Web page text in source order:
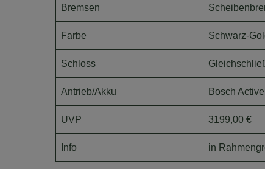
Bremsen
Farbe Schwarz-
Schloss
Antrieb/Akku Bosch
UVP 3199,00 €
Info in